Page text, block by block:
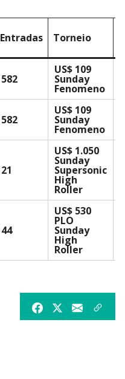
Entradas Torneio
582
US$ 109
Sunday
Fenomeno
582
US$ 109
Sunday
Fenomeno
21
US$ 1.050
Sunday
Supersonic
High
Roller
44
US$ 530
PLO
Sunday
High
Roller